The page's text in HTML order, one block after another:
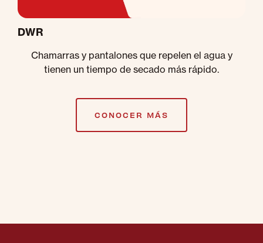
DWR
Chamarras y pantalones que repelen el agua y
tienen un tiempo de secado más rápido.
CONOCER MÁS